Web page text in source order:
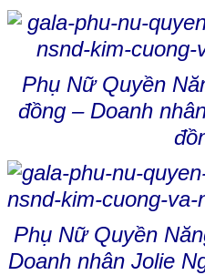
Phụ Nữ Quyền
đồng – Doanh
Phụ Nữ Quyền
Doanh nhân Jolie